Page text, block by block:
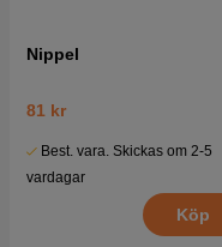
Nippel
81 kr
Best. vara. Skickas om 2-5
vardagar
Köp